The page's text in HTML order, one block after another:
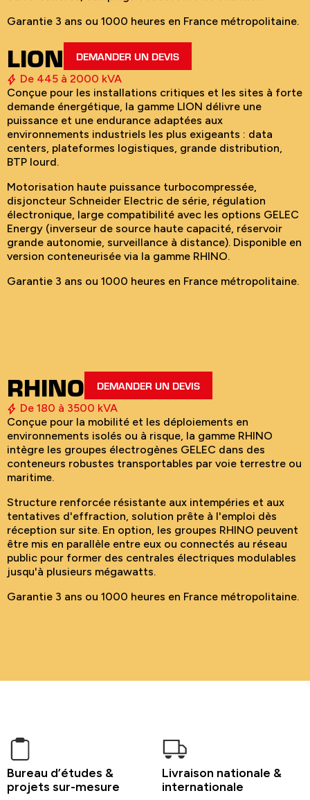
Garantie 3 ans ou 1000 heures en France métropolitaine.
LION DEMANDER UN DEVIS
De 445 à 2000 kVA
Conçue pour les installations critiques et les sites à forte
demande énergétique, la gamme LION délivre une
puissance et une endurance adaptées aux
environnements industriels les plus exigeants : data
centers, plateformes logistiques, grande distribution,
BTP lourd.
Motorisation haute puissance turbocompressée,
disjoncteur Schneider Electric de série, régulation
électronique, large compatibilité avec les options GELEC
Energy (inverseur de source haute capacité, réservoir
grande autonomie, surveillance à distance). Disponible en
version conteneurisée via la gamme RHINO.
Garantie 3 ans ou 1000 heures en France métropolitaine.
RHINO DEMANDER UN DEVIS
De 180 à 3500 kVA
Conçue pour la mobilité et les déploiements en
environnements isolés ou à risque, la gamme RHINO
intègre les groupes électrogènes GELEC dans des
conteneurs robustes transportables par voie terrestre ou
maritime.
Structure renforcée résistante aux intempéries et aux
tentatives d'effraction, solution prête à l'emploi dès
réception sur site. En option, les groupes RHINO peuvent
être mis en parallèle entre eux ou connectés au réseau
public pour former des centrales électriques modulables
jusqu'à plusieurs mégawatts.
Garantie 3 ans ou 1000 heures en France métropolitaine.
Bureau d’études &
projets sur-mesure
Livraison nationale &
internationale